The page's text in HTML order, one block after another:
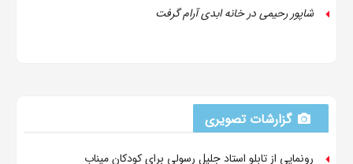
شاپور رحیمی در خانه ابدی آرام گرفت
گزارشات تصویری
رونمایی از تابلو استاد جلیل رسولی برای کودکان میناب